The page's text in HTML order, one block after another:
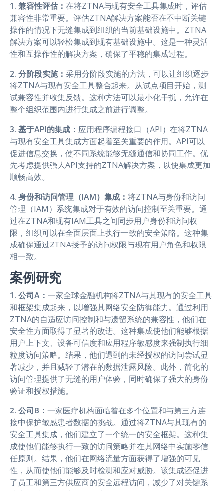
1. 兼容性评估： 在将ZTNA与现有安全工具集成时，评估
兼容性非常重要。评估ZTNA解决方案能否在不中断关键
操作的情况下无缝集成到组织的当前基础设施中。ZTNA
解决方案可以轻松集成到现有基础设施中。这是一种灵活
性和互操作性的解决方案，确保了平稳的集成过程。
2. 分阶段实施： 采用分阶段实施的方法，可以让组织逐步
将ZTNA与现有安全工具整合起来。从试点项目开始，测
试兼容性并收集反馈。这种方法可以最小化干扰，允许在
整个组织范围内进行集成之前进行调整。
3. 基于API的集成： 应用程序编程接口（API）在将ZTNA
与现有安全工具集成方面起着至关重要的作用。API可以
促进信息交换，使不同系统能够无缝通信和协同工作。优
先考虑提供强大API支持的ZTNA解决方案，以使集成更加
顺畅高效。
4. 身份和访问管理（IAM）集成： 将ZTNA与身份和访问
管理（IAM）系统集成对于有效的访问控制至关重要。通
过在ZTNA和现有IAM工具之间同步用户身份和访问权
限，组织可以在全面层面上执行一致的安全策略。这种集
成确保通过ZTNA授予的访问权限与现有用户角色和权限
相一致。
案例研究
1. 公司A： 一家全球金融机构将ZTNA与其现有的安全工具
和框架集成起来，以增强其网络安全防御能力。通过利用
ZTNA的自适应访问控制和与遗留系统的兼容性，他们在
安全性方面取得了显著的改进。这种集成使他们能够根据
用户上下文、设备可信度和应用程序敏感度来强制执行细
粒度访问策略。结果，他们遇到的未经授权的访问尝试显
著减少，并且减轻了潜在的数据泄露风险。此外，简化的
访问管理提供了无缝的用户体验，同时确保了强大的身份
验证和授权措施。
2. 公司B： 一家医疗机构面临着在多个位置和与第三方连
接中保护敏感患者数据的挑战。通过将ZTNA与其现有的
安全工具集成，他们建立了一个统一的安全框架。这种集
成使他们能够执行一致的访问策略并在其网络中实施零信
任原则。结果，他们在网络流量方面获得了增强的可见
性，从而使他们能够及时检测和应对威胁。该集成还促进
了员工和第三方供应商的安全远程访问，减少了对关键系